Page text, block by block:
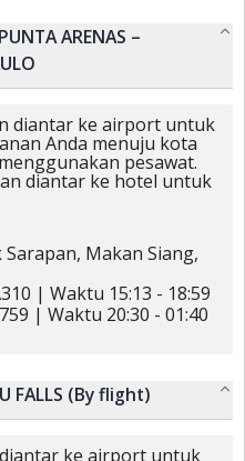
ARENAS –
diantar ke airport untuk
Anda menuju kota
pesawat.
diantar ke hotel untuk
Sarapan, Makan Siang,
| Waktu 15:13 - 18:59
| Waktu 20:30 -01:40
FALLS (By flight)
ke airport untuk